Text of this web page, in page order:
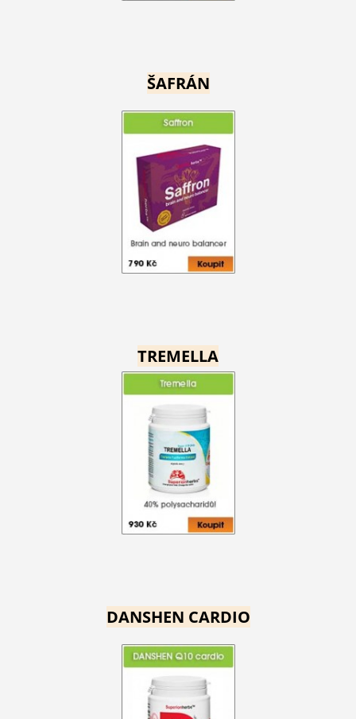
ŠAFRÁN
TREMELLA
DANSHEN CARDIO